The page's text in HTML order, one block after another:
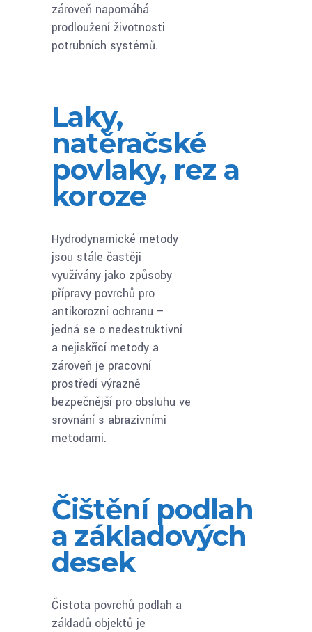
zároveň napomáhá
prodloužení životnosti
potrubních systémů.
Laky,
natěračské
povlaky, rez a
koroze
Hydrodynamické metody
jsou stále častěji
využívány jako způsoby
přípravy povrchů pro
antikorozní ochranu –
jedná se o nedestruktivní
a nejiskřící metody a
zároveň je pracovní
prostředí výrazně
bezpečnější pro obsluhu ve
srovnání s abrazivními
metodami.
Čištění podlah
a základových
desek
Čistota povrchů podlah a
základů objektů je